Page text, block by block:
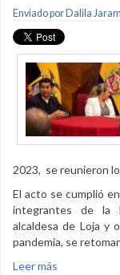
Enviado por Dalila
2023, se reunieron
El acto se cumplió
integrantes de la
alcaldesa de Loja y
pandemia, se
Leer más